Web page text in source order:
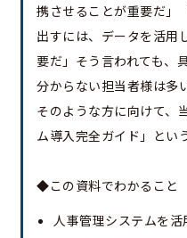
携させることが重要だ」
出すには、データを活用
要だ」そう言われても、
分からない担当者様は多
そのような方に向けて、
ム導入完全ガイド」とい
◆この資料でわかること
人事管理システムを